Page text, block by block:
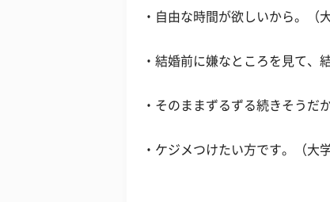
・自由な時間が欲しいから。（
・結婚前に嫌なところを見て、
・そのままずるずる続きそうだ
・ケジメつけたい方です。（大